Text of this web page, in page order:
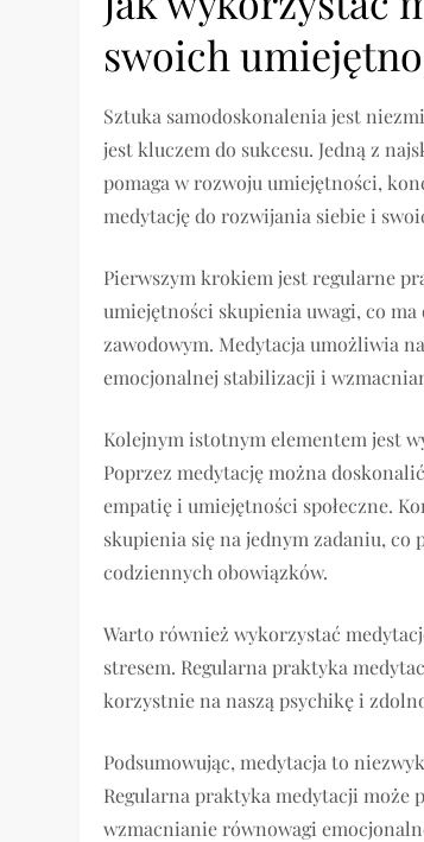
swoich
Sztuka samodoskonalenia jest
jest kluczem do sukcesu. Jedną z
pomaga w rozwoju umiejętności,
medytację do rozwijania siebie i
Pierwszym krokiem jest regularne
umiejętności skupienia uwagi, co
zawodowym. Medytacja umożliwia
emocjonalnej stabilizacji i
Kolejnym istotnym elementem jest
Poprzez medytację można
empatię i umiejętności społeczne.
skupienia się na jednym zadaniu, co
codziennych obowiązków.
Warto również wykorzystać
stresem. Regularna praktyka
korzystnie na naszą psychikę i
Podsumowując, medytacja to
Regularna praktyka medytacji
wzmacnianie równowagi